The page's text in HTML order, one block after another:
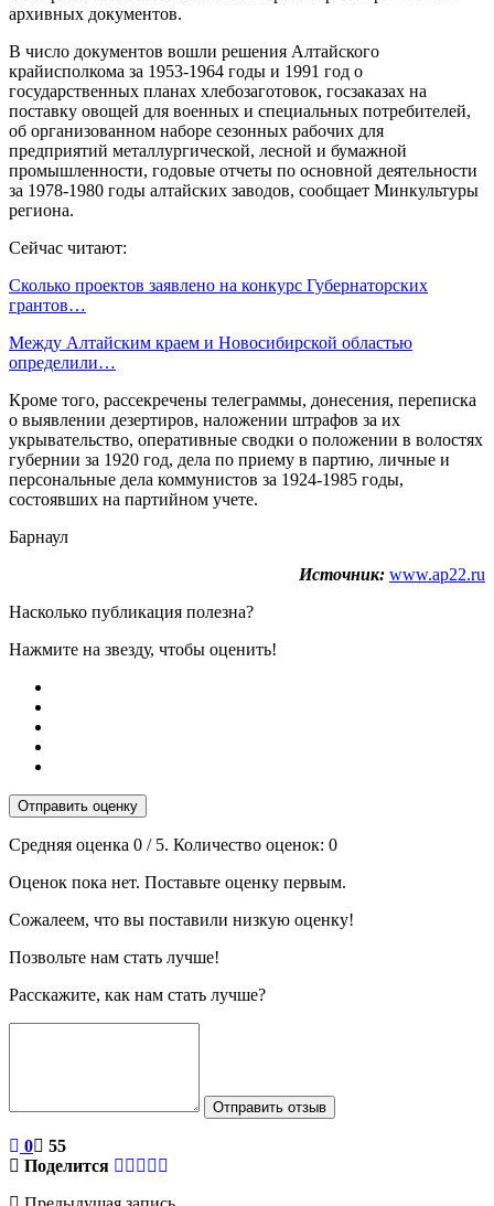
архивных документов.
В число документов вошли решения Алтайского
крайисполкома за 1953-1964 годы и 1991 год о
государственных планах хлебозаготовок, госзаказах на
поставку овощей для военных и специальных потребителей,
об организованном наборе сезонных рабочих для
предприятий металлургической, лесной и бумажной
промышленности, годовые отчеты по основной деятельности
за 1978-1980 годы алтайских заводов, сообщает Минкультуры
региона.
Сейчас читают:
Сколько проектов заявлено на конкурс Губернаторских
грантов…
Между Алтайским краем и Новосибирской областью
определили…
Кроме того, рассекречены телеграммы, донесения, переписка
о выявлении дезертиров, наложении штрафов за их
укрывательство, оперативные сводки о положении в волостях
губернии за 1920 год, дела по приему в партию, личные и
персональные дела коммунистов за 1924-1985 годы,
состоявших на партийном учете.
Барнаул
Источник: www.ap22.ru
Насколько публикация полезна?
Нажмите на звезду, чтобы оценить!
Отправить оценку
Средняя оценка 0 / 5. Количество оценок: 0
Оценок пока нет. Поставьте оценку первым.
Сожалеем, что вы поставили низкую оценку!
Позвольте нам стать лучше!
Расскажите, как нам стать лучше?
Отправить отзыв
0
55
Поделится